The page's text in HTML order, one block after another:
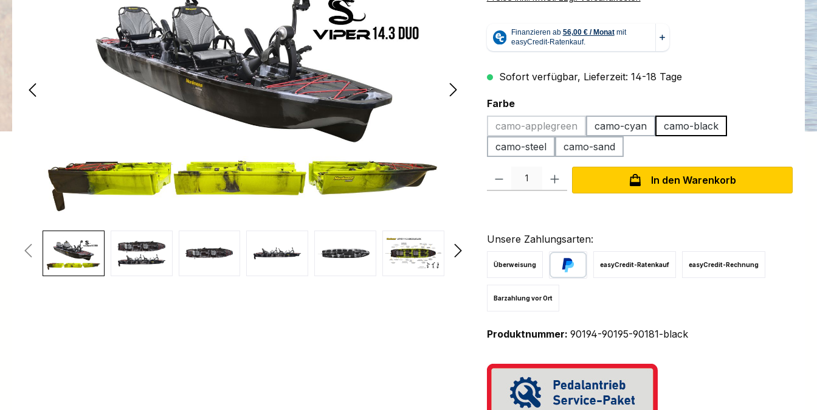
Sofort verfügbar, Lieferzeit: 14-18 Tage
Farbeauswählen
camo-applegreen
(Diese Option ist zurzeit nicht verfügbar.)
camo-cyan
camo-black
camo-steel
camo-sand
Produkt Anzahl: Gib den gewünschten Wert ein oder benutze die Schaltflächen
In den Warenkorb
Unsere Zahlungsarten:
Überweisung easyCredit-Ratenkauf easyCredit-Rechnung
Barzahlung vor Ort
Produktnummer: 90194-90195-90181-black